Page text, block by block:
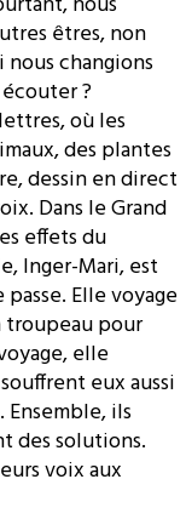
êtres, non
nous changions
?
où les
des plantes
dessin en direct
Dans le Grand
effets du
Inger-Mari, est
Elle voyage
troupeau pour
elle
eux aussi
Ensemble, ils
des solutions.
voix aux